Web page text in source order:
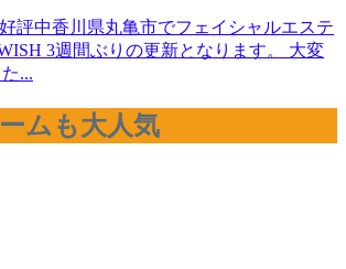
評中香川県丸亀市でフェイシャルエステ
3週間ぶりの更新となります。 大変
...
ムも大人気